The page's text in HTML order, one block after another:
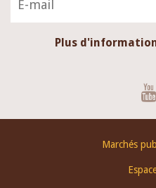
Plus
Marchés